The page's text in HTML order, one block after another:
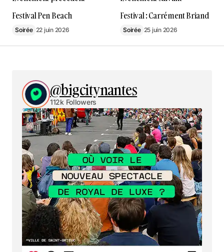
Festival Pen Beach
Soirée 22 juin 2026
Festival : Carrément Briand
Soirée 25 juin 2026
@bigcitynantes
112k Followers